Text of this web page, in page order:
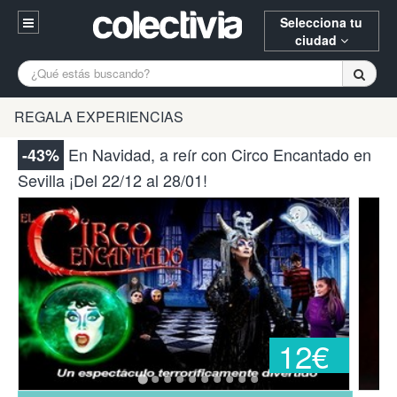
Selecciona tu
ciudad
Entrar
94 652 38 15 (L-V 10:30-15:00)
¿Necesitas ayuda? Escríbenos
A Coruña Alicante
Bilbao Burgos Donostia
Gijón Huesca
Madrid Oviedo Palencia
Pamplona Santander Tarragona
Valencia Vitoria Zaragoza
REGALA EXPERIENCIAS
-43% En Navidad, a reír con Circo Encantado en
Sevilla ¡Del 22/12 al 28/01!
12€